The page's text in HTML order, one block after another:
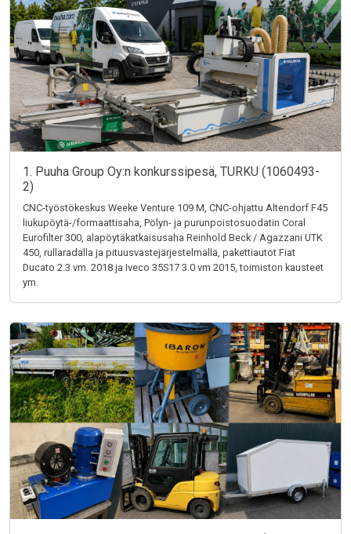
1. Puuha Group Oy:n konkurssipesä, TURKU (1060493-
2)
CNC-työstökeskus Weeke Venture 109 M, CNC-ohjattu Altendorf F45
liukupöytä-/formaattisaha, Pölyn- ja purunpoistosuodatin Coral
Eurofilter 300, alapöytäkatkaisusaha Reinhold Beck / Agazzani UTK
450, rullaradalla ja pituusvastejärjestelmällä, pakettiautot Fiat
Ducato 2.3 vm. 2018 ja Iveco 35S17 3.0 vm 2015, toimiston kausteet
ym.